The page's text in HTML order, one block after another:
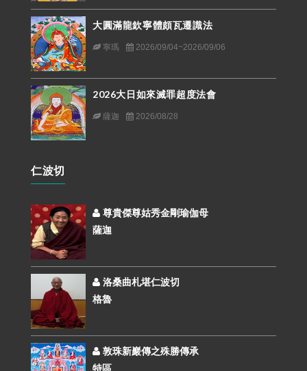
大圓滿龍欽寧體頗瓦遷識法
寧瑪 2026/09/04~2026/09/06
2026大日如來滅罪超度法會
薩迦 2026/08/28
仁波切
尊貴傑尊姑秀金剛瑜伽母
薩迦
洛桑曲札堪仁波切
格魯
敦珠新巖傳之殊勝傳承
特區